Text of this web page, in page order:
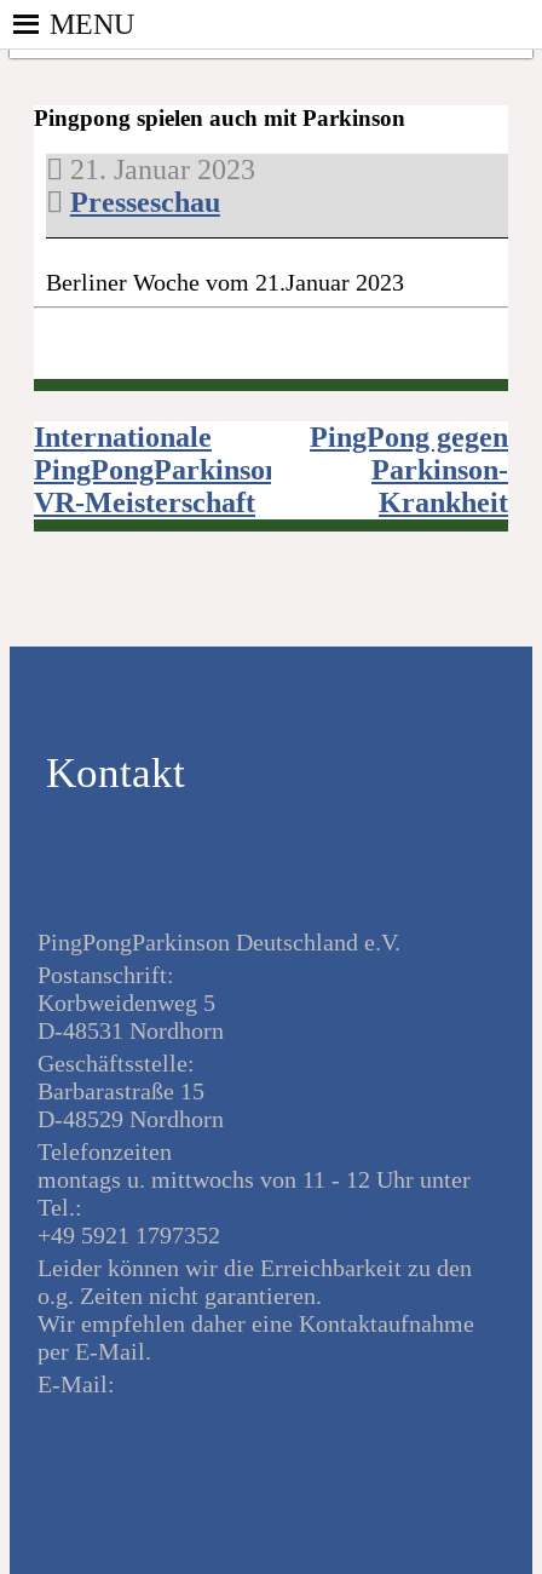
Skip
to
content
PINGPONGPARKINSON
DEUTSCHLAND E. V.
bundesweite
von
kooperierenden
der sich – mit
dem Mittel
ehrenamtlich um
Personen mit
Parkinson und
deren Angehörige
kümmert.
MENU
Pingpong spielen auch mit Parkinson
21. Januar 2023
Presseschau
Berliner Woche vom 21.Januar 2023
Beitragsnavigation
Internationale
PingPongParkinson
VR-Meisterschaft
PingPong gegen
Parkinson-
Krankheit
Kontakt
PingPongParkinson Deutschland e.V.
Postanschrift:
Korbweidenweg 5
D-48531 Nordhorn
Geschäftsstelle:
Barbarastraße 15
D-48529 Nordhorn
Telefonzeiten
montags u. mittwochs von 11 - 12 Uhr unter
Tel.:
+49 5921 1797352
Leider können wir die Erreichbarkeit zu den
o.g. Zeiten nicht garantieren.
Wir empfehlen daher eine Kontaktaufnahme
per E-Mail.
E-Mail: